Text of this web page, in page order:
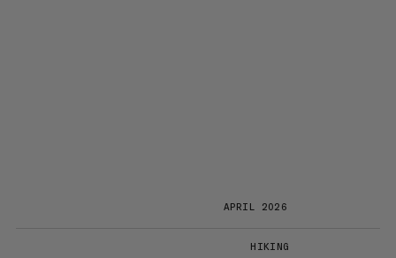
APRIL 2026
HIKING